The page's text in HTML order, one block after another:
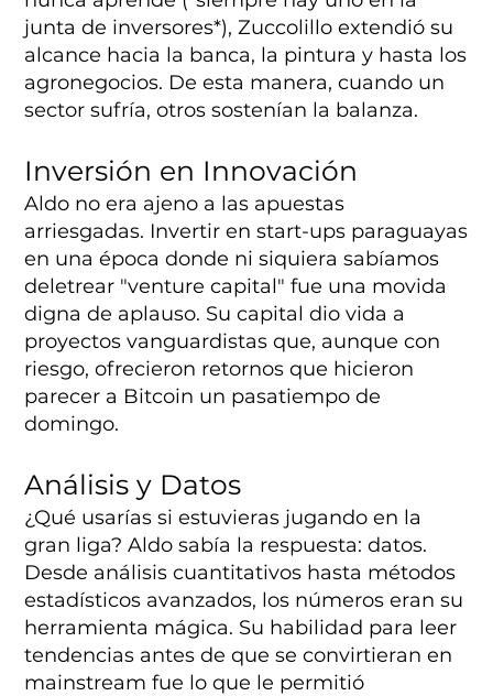
junta de inversores*), Zuccolillo extendió su
alcance hacia la banca, la pintura y hasta los
agronegocios. De esta manera, cuando un
sector sufría, otros sostenían la balanza.
Inversión en Innovación
Aldo no era ajeno a las apuestas
arriesgadas. Invertir en start-ups paraguayas
en una época donde ni siquiera sabíamos
deletrear "venture capital" fue una movida
digna de aplauso. Su capital dio vida a
proyectos vanguardistas que, aunque con
riesgo, ofrecieron retornos que hicieron
parecer a Bitcoin un pasatiempo de
domingo.
Análisis y Datos
¿Qué usarías si estuvieras jugando en la
gran liga? Aldo sabía la respuesta: datos.
Desde análisis cuantitativos hasta métodos
estadísticos avanzados, los números eran su
herramienta mágica. Su habilidad para leer
tendencias antes de que se convirtieran en
mainstream fue lo que le permitió